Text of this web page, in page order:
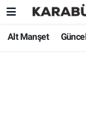
Alt Manşet